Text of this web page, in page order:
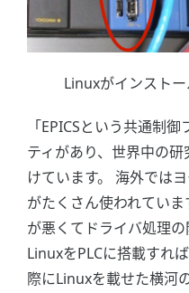
Linuxがインスト
「EPICSという共通制
ティがあり、世界中の
けています。 海外では
がたくさん使われてい
が悪くてドライバ処理の
LinuxをPLCに搭載すれ
際にLinuxを載せた横河